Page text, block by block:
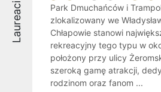
Laureaci
Park Dmuchańców i
zlokalizowany we
Chłapowie stanowi
rekreacyjny tego typu w
położony przy ulicy
szeroką gamę atrakcji,
rodzinom oraz fanom ...